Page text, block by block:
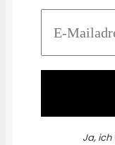
Ja,